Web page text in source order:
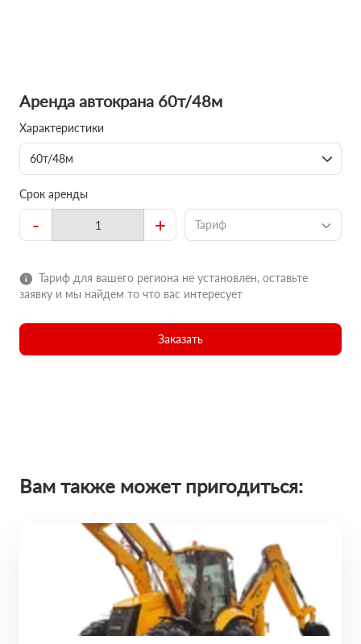
Аренда автокрана 60т/48м
Характеристики
60т/48м
Срок аренды
- + Тариф
Тариф для вашего региона не установлен, оставьте
заявку и мы найдем то что вас интересует
Заказать
Вам также может пригодиться: